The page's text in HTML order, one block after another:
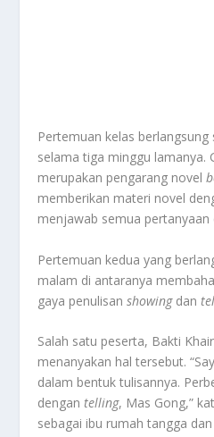
Pertemuan kelas berlangsung
selama tiga minggu lamanya.
merupakan pengarang novel
memberikan materi novel
menjawab semua pertanyaan
Pertemuan kedua yang
malam di antaranya
gaya penulisanshowingdan
Salah satu peserta, Bakti
menanyakan hal tersebut.
dalam bentuk tulisannya.
dengantelling, Mas Gong,”
sebagai ibu rumah tangga